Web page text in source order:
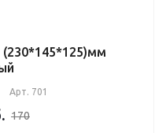
(230*145*125)мм
Арт. 701
170